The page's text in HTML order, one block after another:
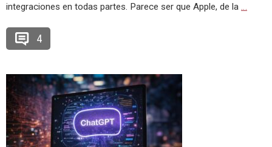
integraciones en todas partes. Parece ser que Apple, de la …
4